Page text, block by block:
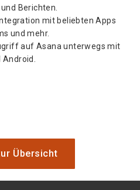
Berichten.
mit beliebten Apps
und mehr.
auf Asana unterwegs mit
Übersicht